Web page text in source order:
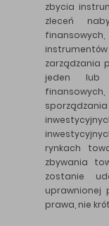
zbycia
zleceń
zarządzania
jeden lub
rynkach
zbywania
zostanie
uprawnionej
prawa, nie